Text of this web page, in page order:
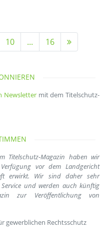
10 ... 16
Newslettermit dem Titelschutz-
Titelschutz-Magazin haben wir
vor dem Landgericht
erwirkt. Wir sind daher sehr
und werden auch künftig
zur Veröffentlichung von
gewerblichen Rechtsschutz